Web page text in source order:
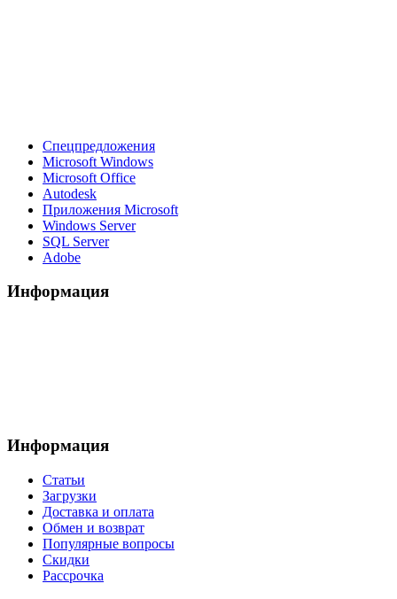
Спецпредложения
Microsoft Windows
Microsoft Office
Autodesk
Приложения Microsoft
Windows Server
SQL Server
Adobe
Информация
Информация
Статьи
Загрузки
Доставка и оплата
Обмен и возврат
Популярные вопросы
Скидки
Рассрочка